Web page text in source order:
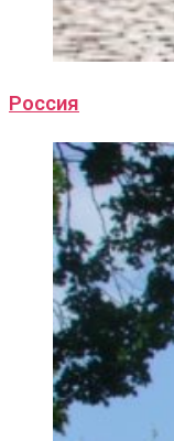
Россия